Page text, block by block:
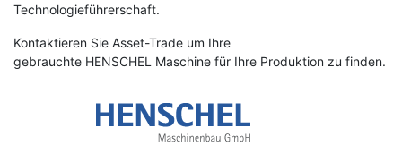
Technologieführerschaft.
Kontaktieren Sie Asset-Trade um Ihre
gebrauchte HENSCHEL Maschine für Ihre Produktion zu finden.